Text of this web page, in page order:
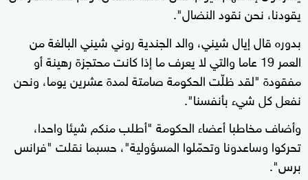
يقودنا، نحن نقود النضال".
بدوره قال إيال شيني، والد الجندية روني شيني البالغة من
العمر 19 عاما والتي لا يعرف ما إذا كانت محتجزة رهينة أو
مفقودة "لقد ظلّت الحكومة صامتة لمدة عشرين يوما، ونحن
نفعل كل شيء بأنفسنا".
وأضاف مخاطبا أعضاء الحكومة "أطلب منكم شيئا واحدا،
تحركوا وساعدونا وتحمّلوا المسؤولية"، حسبما نقلت "فرانس
برس".